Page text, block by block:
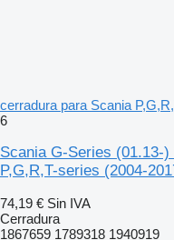
cerradura para Scania
6
Scania G-Series (01.13-
P,G,R,T-series (2004-
74,19 € Sin IVA
Cerradura
1867659 1789318 1940919